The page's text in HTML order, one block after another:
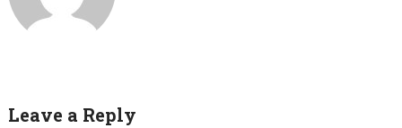
Leave a Reply